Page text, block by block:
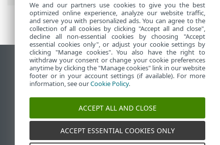
Afficher le site pour ordinateur de bureau
End of Life
Base de connaissances ESET
ESET Status Portal
Assistance régionale
We and our partners use cookies to give you the best
optimized online experience, analyze our website traffic,
and serve you with personalized ads. You can agree to the
collection of all cookies by clicking "Accept all and close",
decline all non-essential cookies by choosing "Accept
essential cookies only", or adjust your cookie settings by
clicking "Manage cookies". You also have the right to
withdraw your consent or change your cookie preferences
anytime by clicking the "Manage cookies" link in our website
footer or in your account settings (if available). For more
information, see ourCookie Policy.
ACCEPT ALL AND CLOSE
ACCEPT ESSENTIAL COOKIES ONLY